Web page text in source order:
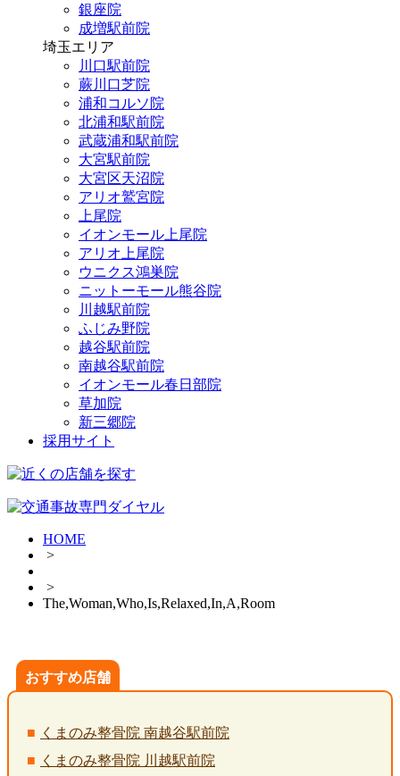
銀座院
成増駅前院
埼玉エリア
川口駅前院
蕨川口芝院
浦和コルソ院
北浦和駅前院
武蔵浦和駅前院
大宮駅前院
大宮区天沼院
アリオ鷲宮院
上尾院
イオンモール上尾院
アリオ上尾院
ウニクス鴻巣院
ニットーモール熊谷院
川越駅前院
ふじみ野院
越谷駅前院
南越谷駅前院
イオンモール春日部院
草加院
新三郷院
採用サイト
HOME
>
>
The,Woman,Who,Is,Relaxed,In,A,Room
おすすめ店舗
くまのみ整骨院 南越谷駅前院
くまのみ整骨院 川越駅前院